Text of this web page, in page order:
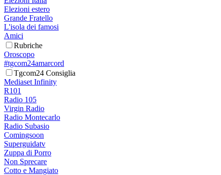
Elezioni estero
Grande Fratello
L'isola dei famosi
Amici
Rubriche
Oroscopo
#tgcom24amarcord
Tgcom24 Consiglia
Mediaset Infinity
R101
Radio 105
Virgin Radio
Radio Montecarlo
Radio Subasio
Comingsoon
Superguidatv
Zuppa di Porro
Non Sprecare
Cotto e Mangiato